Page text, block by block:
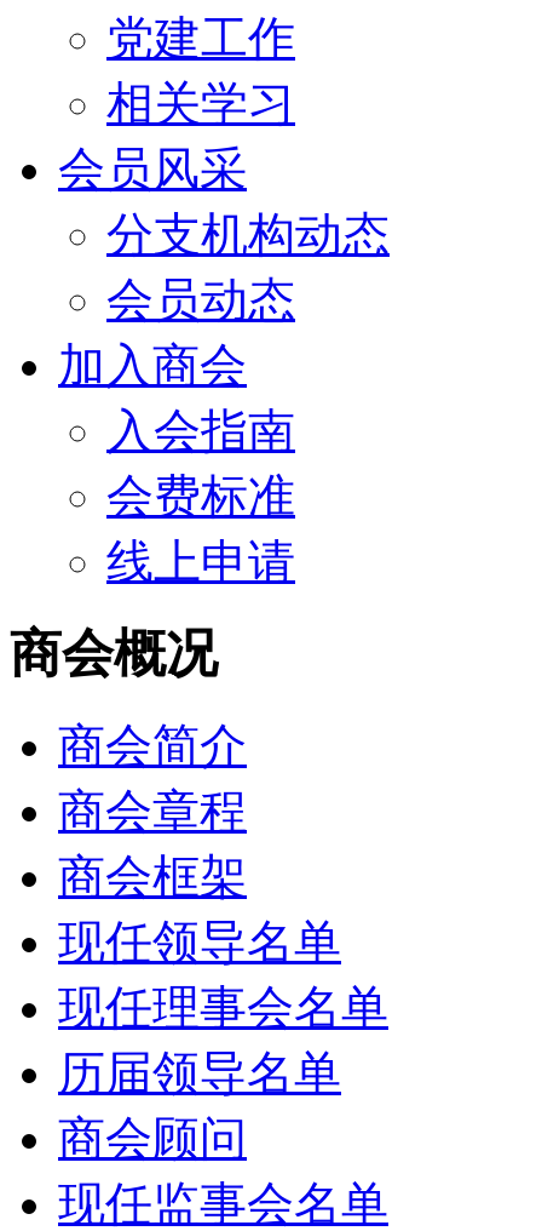
党建工作
相关学习
会员风采
分支机构动态
会员动态
加入商会
入会指南
会费标准
线上申请
商会概况
商会简介
商会章程
商会框架
现任领导名单
现任理事会名单
历届领导名单
商会顾问
现任监事会名单